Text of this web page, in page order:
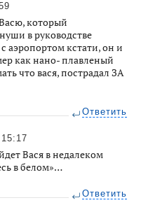
который
в руководстве
аэропортом кстати, он и
как нано- плавленый
что вася, пострадал ЗА
Ответить
15:17
Вася в недалеком
в белом»…
Ответить